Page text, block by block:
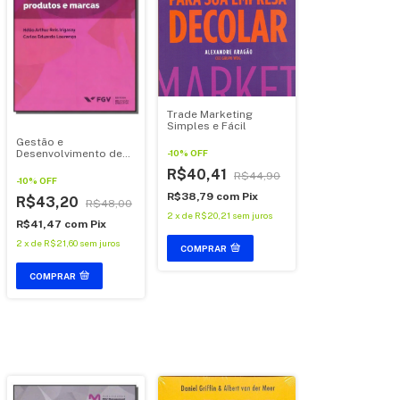
Gestão e
Desenvolvimento de
-10% OFF
R$43,20
R$48,00
R$41,47 com Pix
2 x de R$21,60 sem juros
COMPRAR
Trade Marketing
Simples e Fácil
-10% OFF
R$40,41
R$44,90
R$38,79 com Pix
2 x de R$20,21 sem juros
COMPRAR